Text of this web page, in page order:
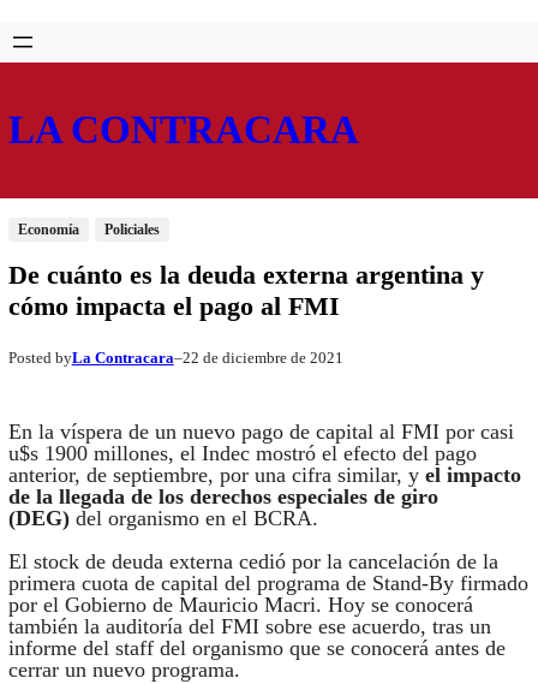
Saltar
al
Skip
to
LA CONTRACARA
Economía Policiales
De cuánto es la deuda externa argentina y
cómo impacta el pago al FMI
Posted byLa Contracara–22 de diciembre de 2021
En la víspera de un nuevo pago de capital al FMI por casi
u$s 1900 millones, el Indec mostró el efecto del pago
anterior, de septiembre, por una cifra similar, y el impacto
de la llegada de los derechos especiales de giro
(DEG)del organismo en el BCRA.
El stock de deuda externa cedió por la cancelación de la
primera cuota de capital del programa de Stand-By firmado
por el Gobierno de Mauricio Macri. Hoy se conocerá
también la auditoría del FMI sobre ese acuerdo, tras un
informe del staff del organismo que se conocerá antes de
cerrar un nuevo programa.